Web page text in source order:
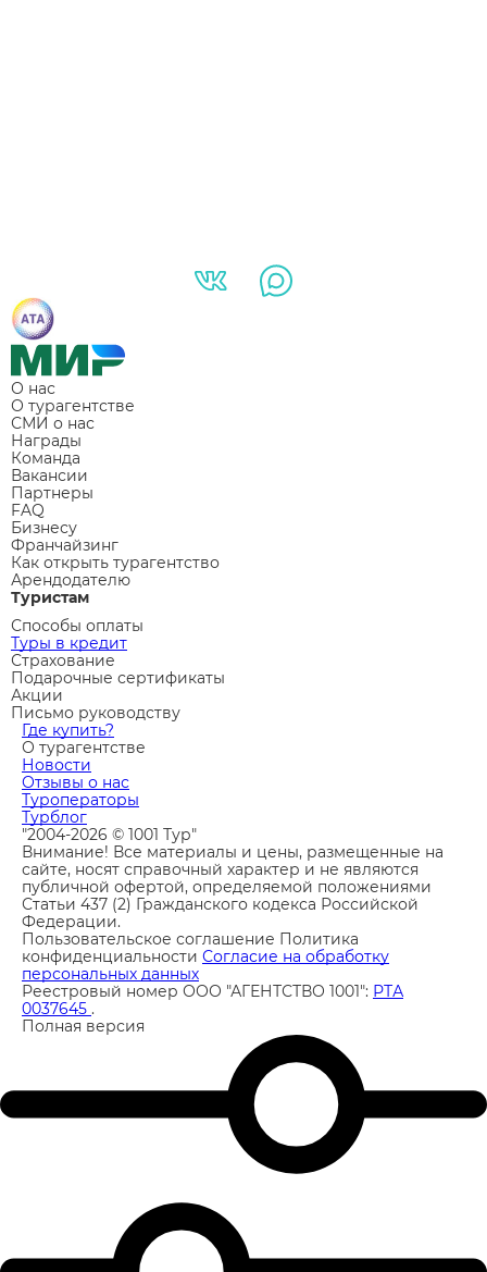
О нас
О турагентстве
СМИ о нас
Награды
Команда
Вакансии
Партнеры
FAQ
Бизнесу
Франчайзинг
Как открыть турагентство
Арендодателю
Туристам
Способы оплаты
Туры в кредит
Страхование
Подарочные сертификаты
Акции
Письмо руководству
Где купить?
О турагентстве
Новости
Отзывы о нас
Туроператоры
Турблог
"2004-2026 © 1001 Тур"
Внимание! Все материалы и цены, размещенные на
сайте, носят справочный характер и не являются
публичной офертой, определяемой положениями
Статьи 437 (2) Гражданского кодекса Российской
Федерации.
Пользовательское соглашение Политика
конфиденциальности Согласие на обработку
персональных данных
Реестровый номер ООО "АГЕНТСТВО 1001": РТА
0037645 .
Полная версия